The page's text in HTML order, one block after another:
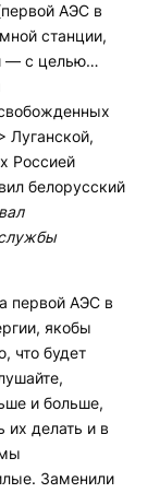
АЭС в
станции,
— с целью…
Луганской,
Россией
белорусский
первой АЭС в
якобы
что будет
и больше,
их делать и в
Заменили